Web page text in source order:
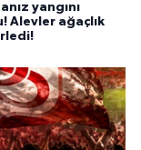
yangını
Alevler ağaçlık